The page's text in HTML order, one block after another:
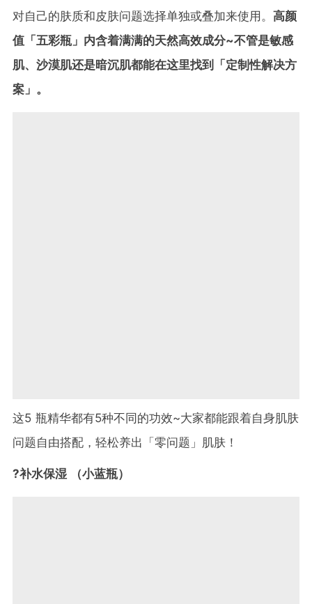
对自己的肤质和皮肤问题选择单独或叠加来使用。 高颜
值「五彩瓶」内含着满满的天然高效成分~不管是敏感
肌、沙漠肌还是暗沉肌都能在这里找到「定制性解决方
案」。
这5 瓶精华都有5种不同的功效~大家都能跟着自身肌肤
问题自由搭配，轻松养出「零问题」肌肤！
?补水保湿 （小蓝瓶）